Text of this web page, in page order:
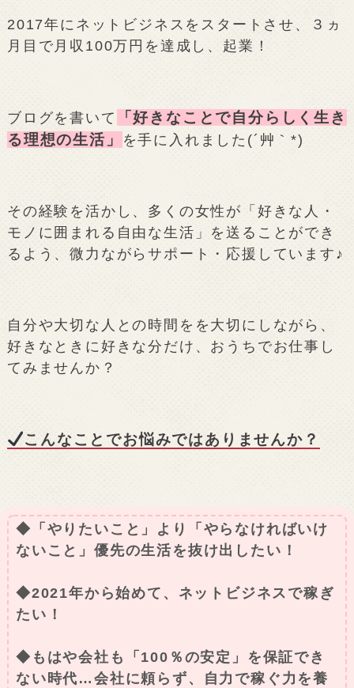
2017年にネットビジネスをスタートさせ、３ヵ
月目で月収100万円を達成し、起業！
ブログを書いて
「好きなことで自分らしく生き
る理想の生活」
を手に入れました(´艸｀*)
その経験を活かし、多くの女性が「好きな人・
モノに囲まれる自由な生活」を送ることができ
るよう、微力ながらサポート・応援しています♪
自分や大切な人との時間をを大切にしながら、
好きなときに好きな分だけ、おうちでお仕事し
てみませんか？
こんなことでお悩みではありませんか？
◆「やりたいこと」より「やらなければいけ
ないこと」優先の生活を抜け出したい！
◆2021年から始めて、ネットビジネスで稼ぎ
たい！
◆もはや会社も「100％の安定」を保証でき
ない時代…会社に頼らず、自力で稼ぐ力を養